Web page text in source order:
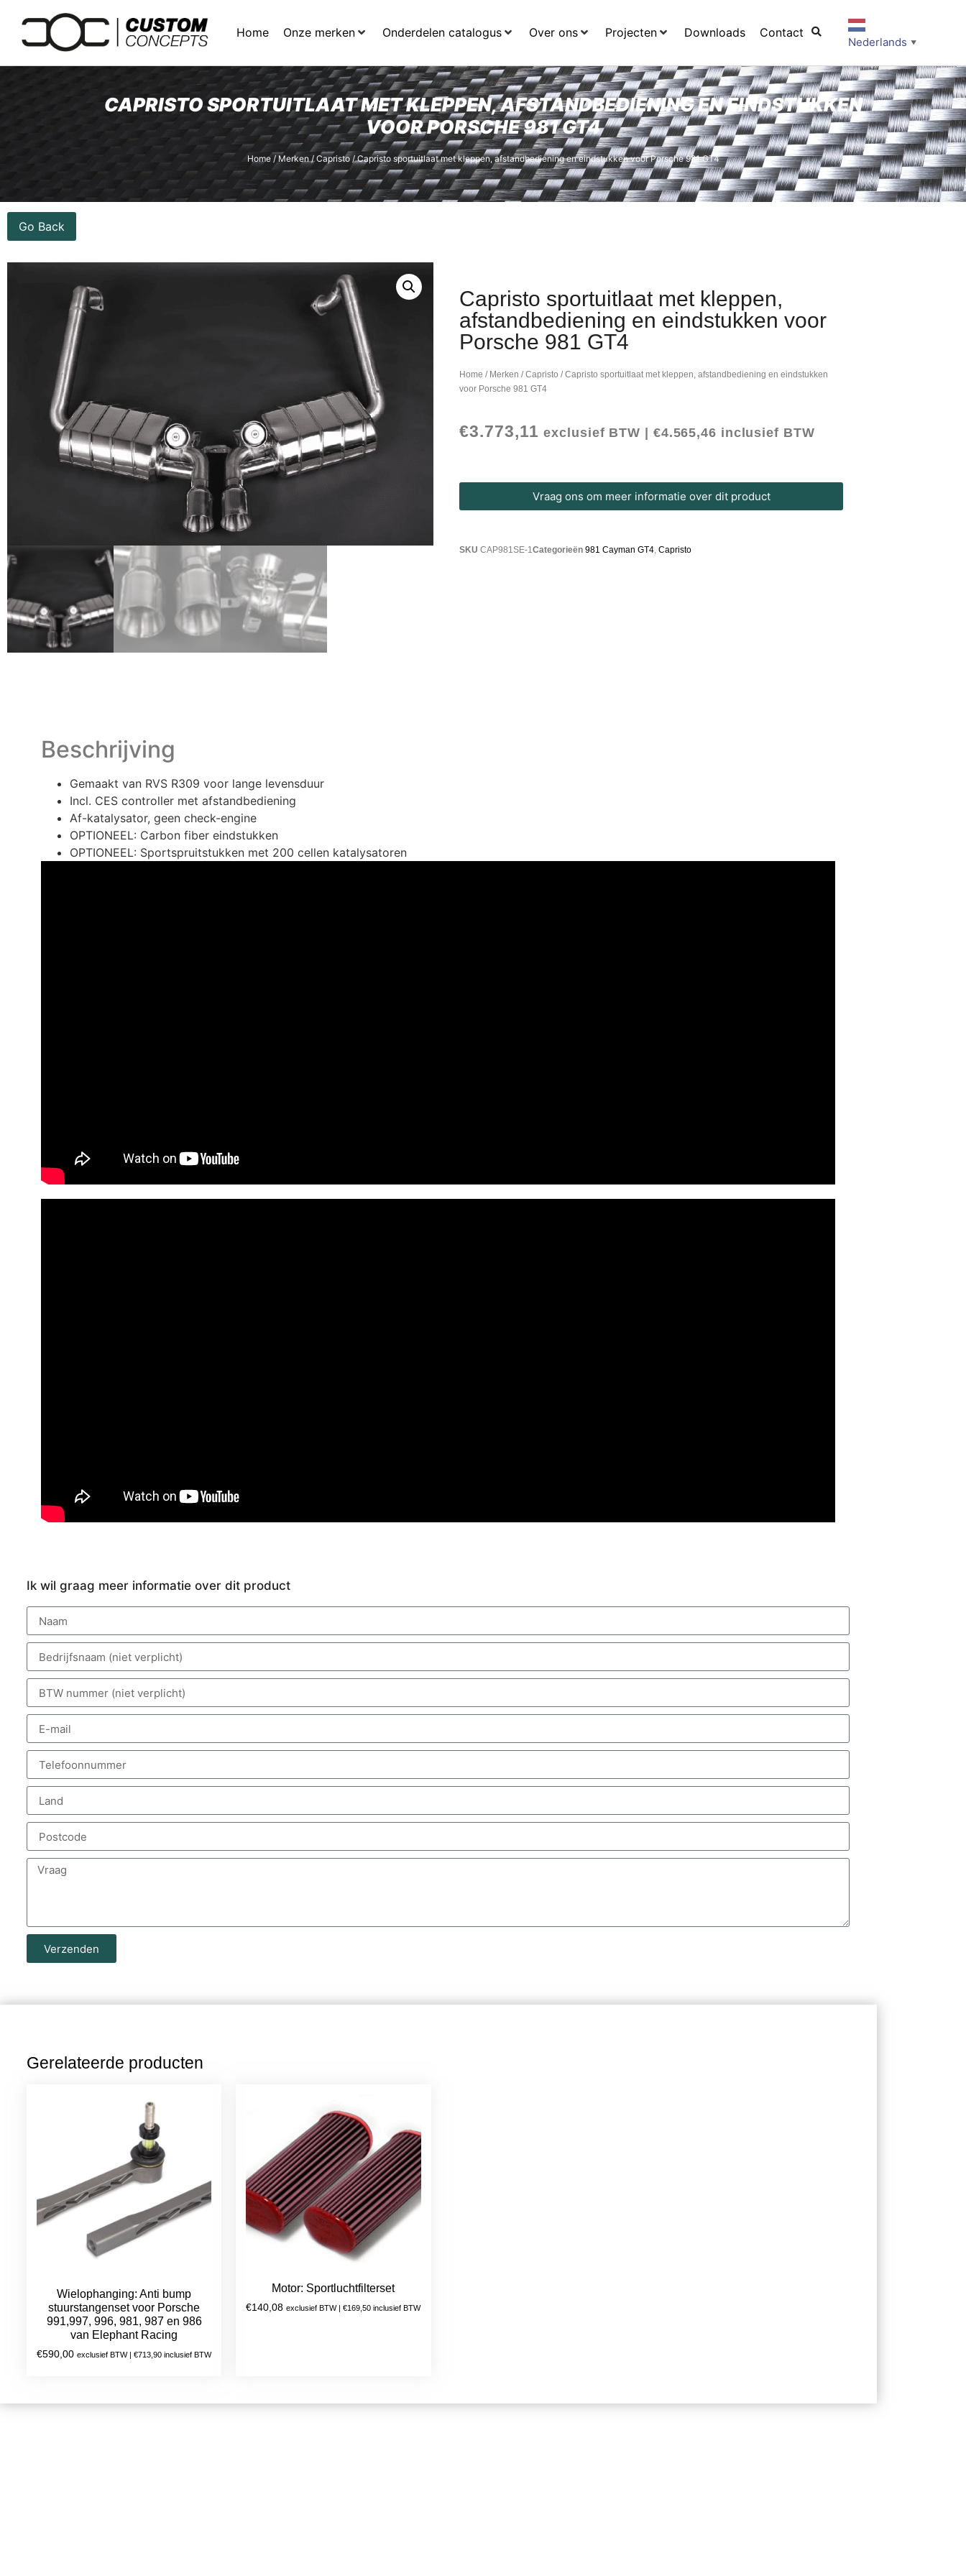
Home Onze merken Onderdelen catalogus Over ons Projecten Downloads Contact
Nederlands ▼
CAPRISTO SPORTUITLAAT MET KLEPPEN, AFSTANDBEDIENING EN EINDSTUKKEN
VOOR PORSCHE 981 GT4
Home/Merken/Capristo/ Capristo sportuitlaat met kleppen, afstandbediening en eindstukken voor Porsche 981 GT4
Go Back
Capristo sportuitlaat met kleppen,
afstandbediening en eindstukken voor
Porsche 981 GT4
Home / Merken /Capristo / Capristo sportuitlaat met kleppen, afstandbediening en eindstukken
voor Porsche 981 GT4
€3.773,11 exclusief BTW | €4.565,46 inclusief BTW
Vraag ons om meer informatie over dit product
SKUCAP981SE-1Categorieën 981 Cayman GT4,Capristo
Beschrijving
Gemaakt van RVS R309 voor lange levensduur
Incl. CES controller met afstandbediening
Af-katalysator, geen check-engine
OPTIONEEL: Carbon fiber eindstukken
OPTIONEEL: Sportspruitstukken met 200 cellen katalysatoren
Ik wil graag meer informatie over dit product
Verzenden
Gerelateerde producten
Wielophanging: Anti bump
stuurstangenset voor Porsche
991,997, 996, 981, 987 en 986
van Elephant Racing
€590,00 exclusief BTW |€713,90 inclusief BTW
Motor: Sportluchtfilterset
€140,08 exclusief BTW |€169,50 inclusief BTW